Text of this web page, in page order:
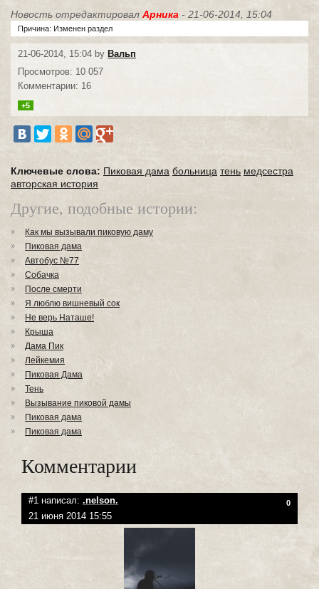
Новость отредактировал Арника - 21-06-2014, 15:04
Причина: Изменен раздел
21-06-2014, 15:04 by Вальп
Просмотров: 10 057
Комментарии: 16
+5
Ключевые слова: Пиковая дама больница тень медсестра
авторская история
Другие, подобные истории:
Как мы вызывали пиковую даму
Пиковая дама
Автобус №77
Собачка
После смерти
Я люблю вишневый сок
Не верь Наташе!
Крыша
Дама Пик
Лейкемия
Пиковая Дама
Тень
Вызывание пиковой дамы
Пиковая дама
Пиковая дама
Комментарии
#1 написал: .nelson. 0
21 июня 2014 15:55